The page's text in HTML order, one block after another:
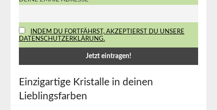
INDEM DU FORTFÄHRST, AKZEPTIERST DU UNSERE
DATENSCHUTZERKLÄRUNG.
Einzigartige Kristalle⁤ in deinen
Lieblingsfarben